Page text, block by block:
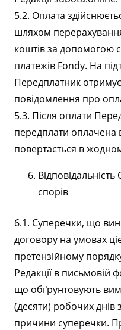
5.2. Оплата
шляхом
коштів за допомогою
платежів Fondy. На
Передплатник
повідомлення про
5.3. Після оплати
передплати оплачена
повертається в
спорів
6.1. Суперечки, що
договору на умовах
претензійному
Редакції в письмовій
що обґрунтовують
(десяти) робочих
причини суперечки.